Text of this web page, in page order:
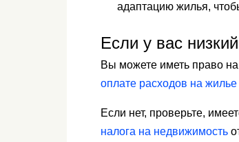
адаптацию жилья,
Если у вас
Вы можете иметь право
оплате расходов на жилье
Если нет, проверьте,
налога на недвижимость